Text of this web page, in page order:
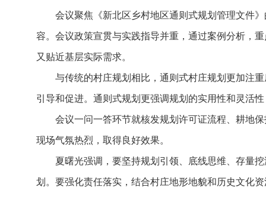
会议聚焦《新北区乡村地区通则式规划管理文件
容。会议政策宣贯与实践指导并重，通过案例分析，
又贴近基层实际需求。
与传统的村庄规划相比，通则式村庄规划更加注
引导和促进。通则式规划更强调规划的实用性和灵活
会议一问一答环节就核发规划许可证流程、耕地
现场气氛热烈，取得良好效果。
夏曙光强调，要坚持规划引领、底线思维、存量
划。要强化责任落实，结合村庄地形地貌和历史文化